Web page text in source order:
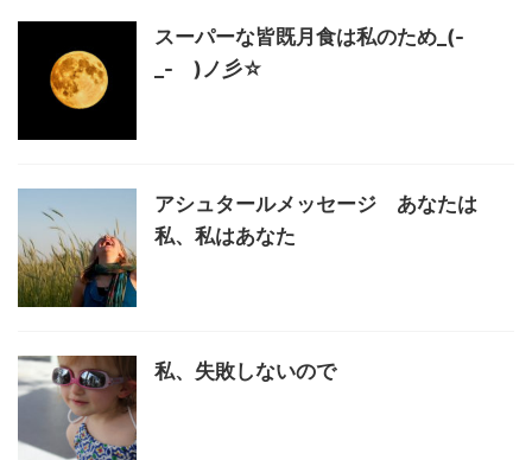
スーパーな皆既月食は私のため_(-
_- )ノ彡☆
アシュタールメッセージ あなたは
私、私はあなた
私、失敗しないので